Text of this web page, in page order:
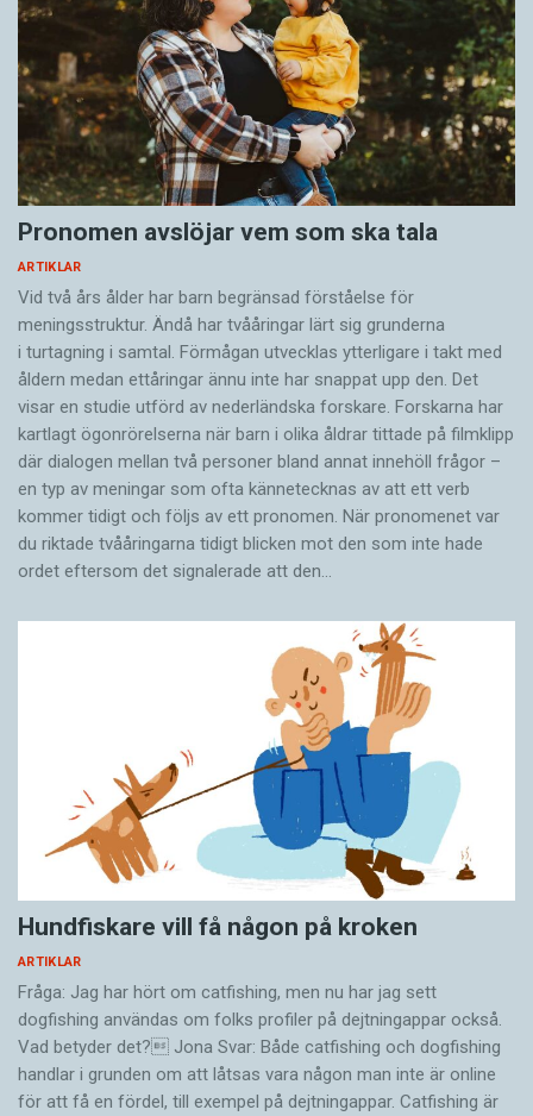
Pronomen avslöjar vem som ska tala
ARTIKLAR
Vid två års ålder har barn begränsad förståelse för
meningsstruktur. Ändå har tvååringar lärt sig grunderna
i turtagning i samtal. Förmågan utvecklas ytterligare i takt med
åldern medan ettåringar ännu inte har snappat upp den. Det
visar en studie utförd av nederländska forskare. Forskarna har
kartlagt ögonrörelserna när barn i olika åldrar tittade på filmklipp
där dialogen mellan två personer bland annat innehöll frågor –
en typ av meningar som ofta kännetecknas av att ett verb
kommer tidigt och följs av ett pronomen. När pronomenet var
du riktade tvååringarna tidigt blicken mot den som inte hade
ordet eftersom det ­signalerade att den…
Hundfiskare vill få någon på kroken
ARTIKLAR
Fråga: Jag har hört om catfishing, men nu har jag sett
dogfishing användas om folks profiler på dejtningappar också.
Vad betyder det? Jona Svar: Både catfishing och dogfishing
handlar i grunden om att låtsas vara någon man inte är online
för att få en fördel, till exempel på dejtningappar. Catfishing är